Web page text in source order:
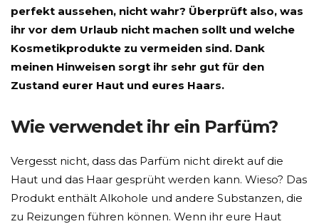
perfekt aussehen, nicht wahr? Überprüft also, was
ihr vor dem Urlaub nicht machen sollt und welche
Kosmetikprodukte zu vermeiden sind. Dank
meinen Hinweisen sorgt ihr sehr gut für den
Zustand eurer Haut und eures Haars.
Wie verwendet ihr ein Parfüm?
Vergesst nicht, dass das Parfüm nicht direkt auf die
Haut und das Haar gesprüht werden kann. Wieso? Das
Produkt enthält Alkohole und andere Substanzen, die
zu Reizungen führen können. Wenn ihr eure Haut